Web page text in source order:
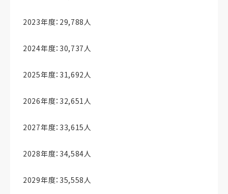
2023年度：29,788人
2024年度：30,737人
2025年度：31,692人
2026年度：32,651人
2027年度：33,615人
2028年度：34,584人
2029年度：35,558人